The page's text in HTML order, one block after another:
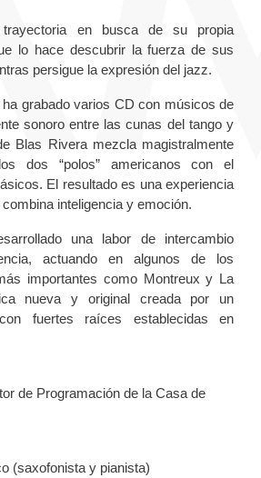
en busca de su propia
lo hace descubrir la fuerza de sus
persigue la expresión del jazz.
grabado varios CD con músicos de
sonoro entre las cunas del tango y
Blas Rivera mezcla magistralmente
dos “polos” americanos con el
El resultado es una experiencia
inteligencia y emoción.
una labor de intercambio
actuando en algunos de los
importantes como Montreux y La
nueva y original creada por un
fuertes raíces establecidas en
de Programación de la Casa de
(saxofonista y pianista)